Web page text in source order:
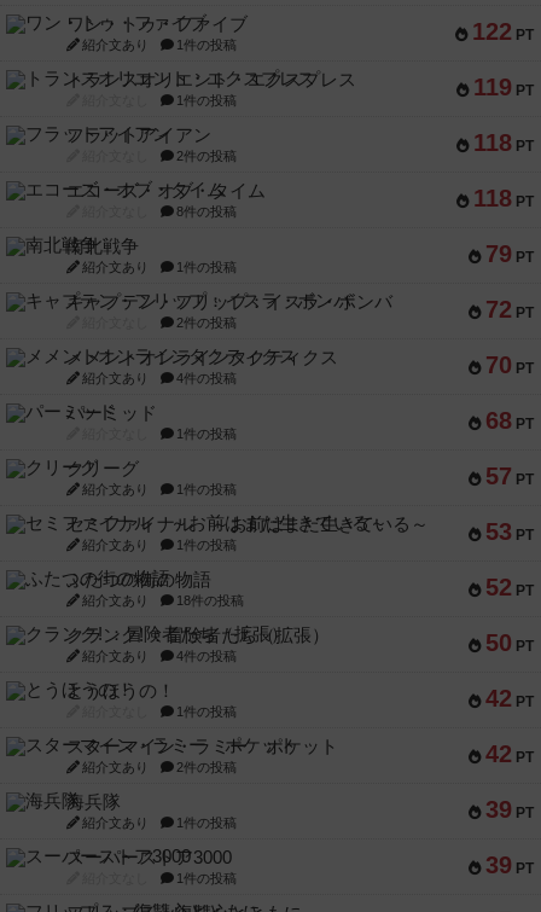
122 PT
ワン・トゥ・ファイブ
紹介文あり 1件の投稿
119 PT
トランスオリエント・エクスプレス
1件の投稿
118 PT
フラットアイアン
2件の投稿
118 PT
エコーズ・オブ・タイム
8件の投稿
79 PT
南北戦争
紹介文あり 1件の投稿
72 PT
キャプテン・フリップ：イスラ・ボンバ
2件の投稿
70 PT
メメントオンラインタクティクス
紹介文あり 4件の投稿
68 PT
パーミッド
1件の投稿
57 PT
クリーグ
紹介文あり 1件の投稿
53 PT
セミファイナル ～お前はまだ生きている～
紹介文あり 1件の投稿
52 PT
ふたつの街の物語
紹介文あり 18件の投稿
50 PT
クランク! ：冒険者たち（拡張）
紹介文あり 4件の投稿
42 PT
とうほうの！
1件の投稿
42 PT
スターマイン・ラミー ポケット
紹介文あり 2件の投稿
39 PT
海兵隊
紹介文あり 1件の投稿
39 PT
スーパーストア3000
1件の投稿